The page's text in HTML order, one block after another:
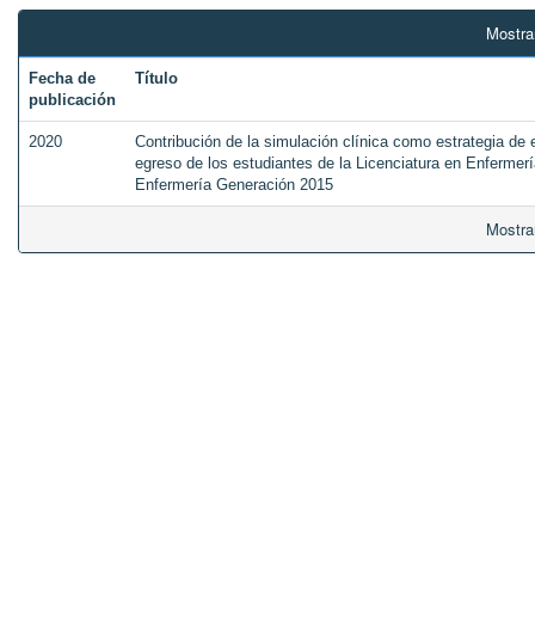
Fecha de
publicación
Título
2020
Contribución de la simulación clínica como estrategia de
egreso de los estudiantes de la Licenciatura en
Enfermería Generación 2015